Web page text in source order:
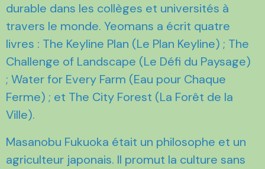
durable dans les collèges et universités à
travers le monde. Yeomans a écrit quatre
livres : The Keyline Plan (Le Plan Keyline) ; The
Challenge of Landscape (Le Défi du Paysage)
; Water for Every Farm (Eau pour Chaque
Ferme) ; et The City Forest (La Forêt de la
Ville).
Masanobu Fukuoka était un philosophe et un
agriculteur japonais. Il promut la culture sans